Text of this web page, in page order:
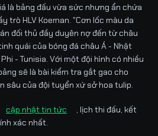
là bảng đấu vừa sức nhưng ẩn chứa
trò HLV Koeman. "Cơn lốc màu da
đối thủ đầy duyên nợ đến từ châu
quái của bóng đá châu Á - Nhật
- Tunisia. Với một đội hình có nhiều
sẽ là bài kiểm tra gắt gao cho
sâu của đội tuyển xứ sở hoa tulip.
cập nhật tin tức
, lịch thi đấu, kết
xác nhất.